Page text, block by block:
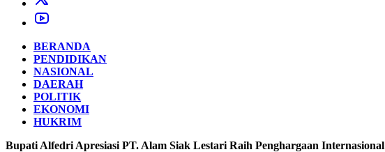
BERANDA
PENDIDIKAN
NASIONAL
DAERAH
POLITIK
EKONOMI
HUKRIM
Bupati Alfedri Apresiasi PT. Alam Siak Lestari Raih Penghargaan Internasional